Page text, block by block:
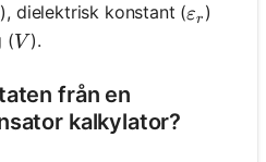
), dielektrisk konstant (εr )
(V
V ).
från en
kalkylator?